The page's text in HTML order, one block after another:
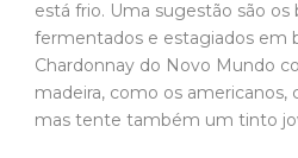
está frio. Uma sugestão são
fermentados e estagiados em
Chardonnay do Novo Mundo
madeira, como os americanos,
mas tente também um tinto